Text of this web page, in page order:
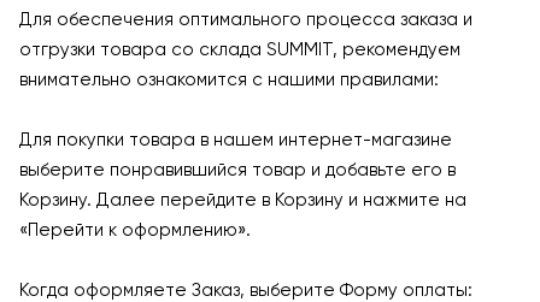
Для обеспечения оптимального процесса заказа и
отгрузки товара со склада SUMMIT, рекомендуем
внимательно ознакомится с нашими правилами:
Для покупки товара в нашем интернет-магазине
выберите понравившийся товар и добавьте его в
Корзину. Далее перейдите в Корзину и нажмите на
«Перейти к оформлению».
Когда оформляете Заказ, выберите Форму оплаты: